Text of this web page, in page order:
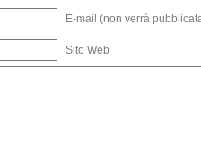
E-mail (non verrà
Sito Web